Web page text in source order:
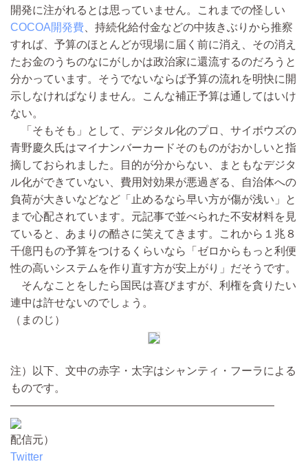
開発に注がれるとは思っていません。これまでの怪しい
COCOA開発費 、持続化給付金などの中抜きぶりから推察
すれば、予算のほとんどが現場に届く前に消え、その消え
たお金のうちのなにがしかは政治家に還流するのだろうと
分かっています。そうでないならば予算の流れを明快に開
示しなければなりません。こんな補正予算は通してはいけ
ない。
「そもそも」として、デジタル化のプロ、サイボウズの
青野慶久氏はマイナンバーカードそのものがおかしいと指
摘しておられました。目的が分からない、まともなデジタ
ル化ができていない、費用対効果が悪過ぎる、自治体への
負荷が大きいなどなど「止めるなら早い方が傷が浅い」と
まで心配されています。元記事で並べられた不安材料を見
ていると、あまりの酷さに笑えてきます。これから１兆８
千億円もの予算をつけるくらいなら「ゼロからもっと利便
性の高いシステムを作り直す方が安上がり」だそうです。
そんなことをしたら国民は喜びますが、利権を貪りたい
連中は許せないのでしょう。
（まのじ）
注）以下、文中の赤字・太字はシャンティ・フーラによる
ものです。
————————————————————————
配信元）
Twitter